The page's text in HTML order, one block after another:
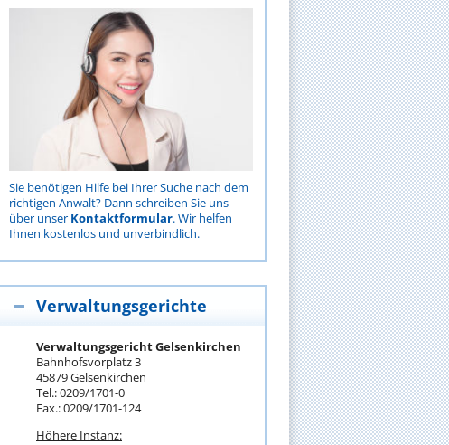
Sie benötigen Hilfe bei Ihrer Suche nach dem
richtigen Anwalt? Dann schreiben Sie uns
über unser Kontaktformular. Wir helfen
Ihnen kostenlos und unverbindlich.
Verwaltungsgerichte
Verwaltungsgericht Gelsenkirchen
Bahnhofsvorplatz 3
45879 Gelsenkirchen
Tel.: 0209/1701-0
Fax.: 0209/1701-124
Höhere Instanz: